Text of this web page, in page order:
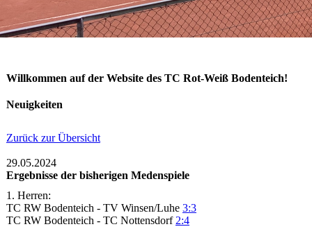
Willkommen auf der Website des TC Rot-Weiß Bodenteich!
Neuigkeiten
Zurück zur Übersicht
29.05.2024
Ergebnisse der bisherigen Medenspiele
1. Herren:
TC RW Bodenteich - TV Winsen/Luhe 3:3
TC RW Bodenteich - TC Nottensdorf 2:4